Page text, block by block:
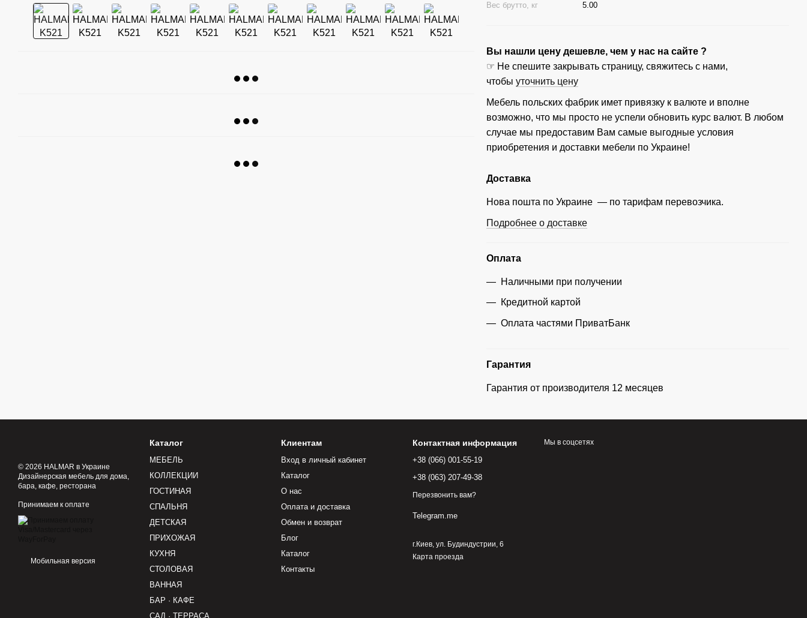
Вес брутто, кг
5.00
Вы нашли цену дешевле, чем у нас на сайте ?
☞ Не спешите закрывать страницу, свяжитесь с нами,
чтобыуточнить цену
Мебель польских фабрик имет привязку к валюте и вполне
возможно, что мы просто не успели обновить курс валют. В любом
случае мы предоставим Вам самые выгодные условия
приобретения и доставки мебели по Украине!
Доставка
Нова пошта по Украине — по тарифам перевозчика.
Подробнее о доставке
Оплата
Наличными при получении
Кредитной картой
Оплата частями ПриватБанк
Гарантия
Гарантия от производителя 12 месяцев
© 2026 HALMAR в Украине
Дизайнерская мебель для дома,
бара, кафе, ресторана
Принимаем к оплате
Мобильная версия
Каталог
МЕБЕЛЬ
КОЛЛЕКЦИИ
ГОСТИНАЯ
СПАЛЬНЯ
ДЕТСКАЯ
ПРИХОЖАЯ
КУХНЯ
СТОЛОВАЯ
ВАННАЯ
БАР · КАФЕ
САД · ТЕРРАСА
Клиентам
Вход в личный кабинет
Каталог
О нас
Оплата и доставка
Обмен и возврат
Блог
Каталог
Контакты
Контактная информация
+38 (066) 001-55-19
+38 (063) 207-49-38
Перезвонить вам?
Telegram.me
г.Киев, ул. Будиндустрии, 6
Карта проезда
Мы в соцсетях